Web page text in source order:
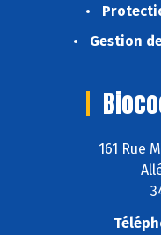
Gestion
161 Rue